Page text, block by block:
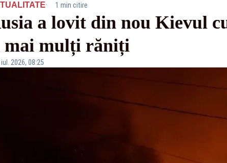
· 1 min citire
a lovit din nou Kievul
mai mulți răniți
2026, 08:25